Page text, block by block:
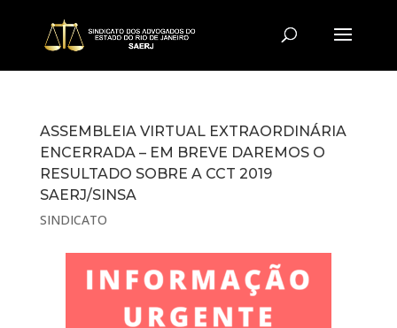
ASSEMBLEIA VIRTUAL EXTRAORDINÁRIA
ENCERRADA – EM BREVE DAREMOS O
RESULTADO SOBRE A CCT 2019
SAERJ/SINSA
SINDICATO